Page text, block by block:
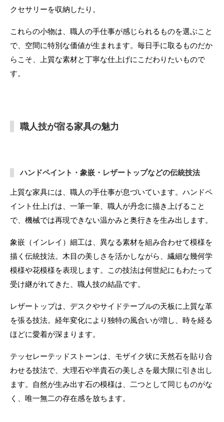
クセサリーを収納したり。
これらの小物は、職人の手仕事が感じられるものを選ぶこと
で、空間に特別な価値が生まれます。毎日手に取るものだか
らこそ、上質な素材と丁寧な仕上げにこだわりたいもので
す。
職人技が宿る家具の魅力
ハンドペイント・象嵌・レザートップなどの伝統技法
上質な家具には、職人の手仕事が息づいています。ハンドペ
イント仕上げは、一筆一筆、職人が丹念に描き上げること
で、機械では再現できない温かみと奥行きを生み出します。
象嵌（インレイ）細工は、異なる素材を組み合わせて模様を
描く伝統技法。木目の美しさを活かしながら、繊細な幾何学
模様や花模様を表現します。この技法は何世紀にもわたって
受け継がれてきた、職人技の結晶です。
レザートップは、デスクやサイドテーブルの天板に上質な革
を張る技法。経年変化により独特の風合いが増し、時を経る
ほどに愛着が深まります。
テッセレーテッドストーンは、モザイク状に天然石を貼り合
わせる技法で、大理石や半貴石の美しさを最大限に引き出し
ます。自然が生み出す石の模様は、二つとして同じものがな
く、唯一無二の存在感を放ちます。